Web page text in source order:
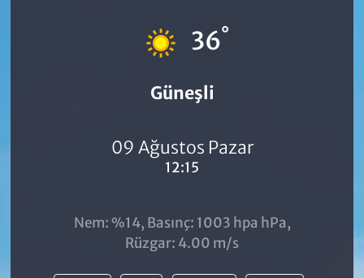
36°
Güneşli
09 Ağustos Pazar
12:15
Nem: %14, Basınç: 1003 hpa hPa,
Rüzgar: 4.00 m/s